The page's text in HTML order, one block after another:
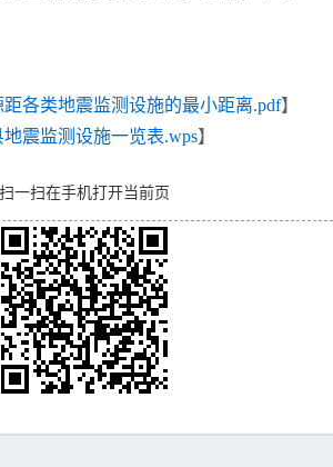
距各类地震监测设施的最小距离.pdf】
地震监测设施一览表.wps】
扫一扫在手机打开当前页